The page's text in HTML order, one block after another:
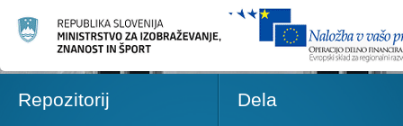
Repozitorij Dela